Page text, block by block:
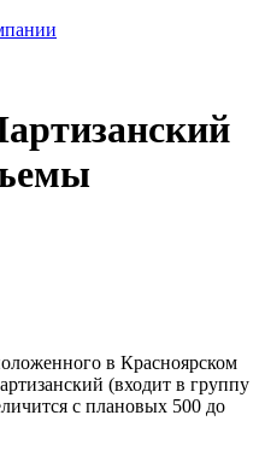
в Красноярском
(входит в группу
с плановых 500 до